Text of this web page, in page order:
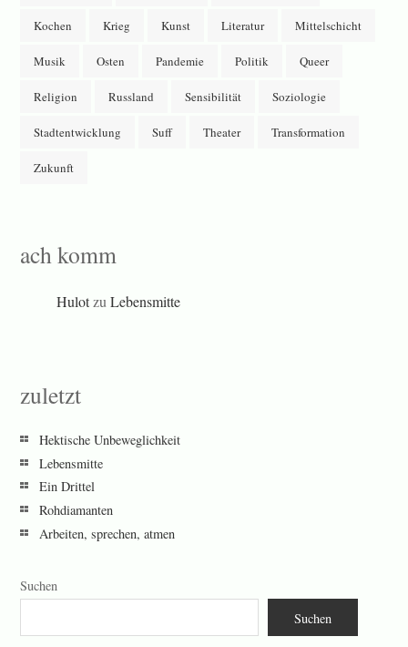
Kochen Krieg Kunst Literatur Mittelschicht
Musik Osten Pandemie Politik Queer
Religion Russland Sensibilität Soziologie
Stadtentwicklung Suff Theater Transformation
Zukunft
ach komm
HulotzuLebensmitte
zuletzt
Hektische Unbeweglichkeit
Lebensmitte
Ein Drittel
Rohdiamanten
Arbeiten, sprechen, atmen
Suchen
Suchen